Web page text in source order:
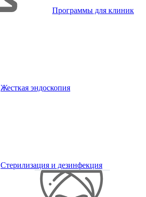
Программы для клиник
Жесткая эндоскопия
Стерилизация и дезинфекция